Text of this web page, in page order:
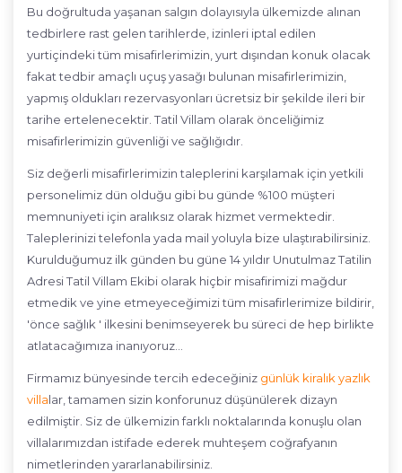
Bu doğrultuda yaşanan salgın dolayısıyla ülkemizde alınan
tedbirlere rast gelen tarihlerde, izinleri iptal edilen
yurtiçindeki tüm misafirlerimizin, yurt dışından konuk olacak
fakat tedbir amaçlı uçuş yasağı bulunan misafirlerimizin,
yapmış oldukları rezervasyonları ücretsiz bir şekilde ileri bir
tarihe ertelenecektir. Tatil Villam olarak önceliğimiz
misafirlerimizin güvenliği ve sağlığıdır.
Siz değerli misafirlerimizin taleplerini karşılamak için yetkili
personelimiz dün olduğu gibi bu günde %100 müşteri
memnuniyeti için aralıksız olarak hizmet vermektedir.
Taleplerinizi telefonla yada mail yoluyla bize ulaştırabilirsiniz.
Kurulduğumuz ilk günden bu güne 14 yıldır Unutulmaz Tatilin
Adresi Tatil Villam Ekibi olarak hiçbir misafirimizi mağdur
etmedik ve yine etmeyeceğimizi tüm misafirlerimize bildirir,
'önce sağlık ' ilkesini benimseyerek bu süreci de hep birlikte
atlatacağımıza inanıyoruz…
Firmamız bünyesinde tercih edeceğiniz günlük kiralık yazlık
villalar, tamamen sizin konforunuz düşünülerek dizayn
edilmiştir. Siz de ülkemizin farklı noktalarında konuşlu olan
villalarımızdan istifade ederek muhteşem coğrafyanın
nimetlerinden yararlanabilirsiniz.